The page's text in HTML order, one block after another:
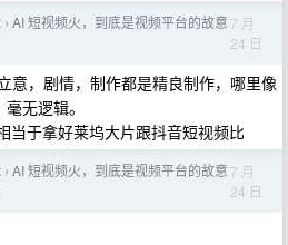
› AI 短视频火，到底是视频平台的故意 7 月
24 日
意，剧情，制作都是精良制作，哪里像
无逻辑。
当于拿好莱坞大片跟抖音短视频比
› AI 短视频火，到底是视频平台的故意 7 月
24 日